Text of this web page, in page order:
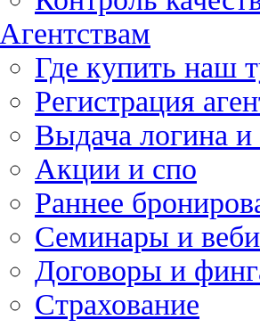
Агентствам
Где купить наш
Регистрация
Выдача логина и
Акции и спо
Раннее
Семинары и
Договоры и
Страхование